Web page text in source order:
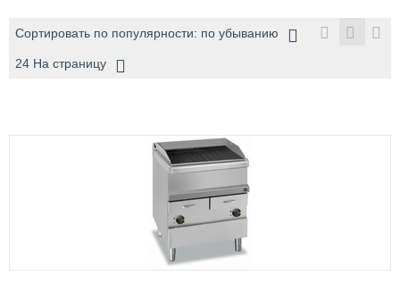
Сортировать по популярности: по убыванию
24 На страницу